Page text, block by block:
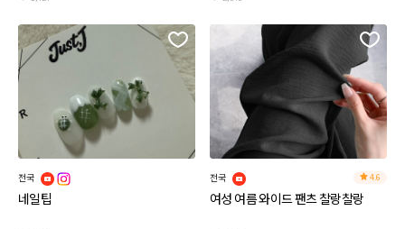
전국
네일팁
전국 4.6
여성 여름 와이드 팬츠 찰랑찰랑